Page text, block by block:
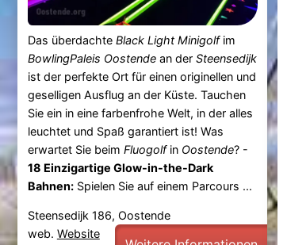
Das überdachte Black Light Minigolfim
BowlingPaleis Oostendean der Steensedijk
ist der perfekte Ort für einen originellen und
geselligen Ausflug an der Küste. Tauchen
Sie ein in eine farbenfrohe Welt, in der alles
leuchtet und Spaß garantiert ist! Was
erwartet Sie beim Fluogolfin Oostende? -
18 Einzigartige Glow-in-the-Dark
Bahnen:Spielen Sie auf einem Parcours ...
Steensedijk 186, Oostende
web. Website